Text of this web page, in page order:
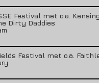
Festival met o.a.
Dirty Daddies
Festival met o.a.